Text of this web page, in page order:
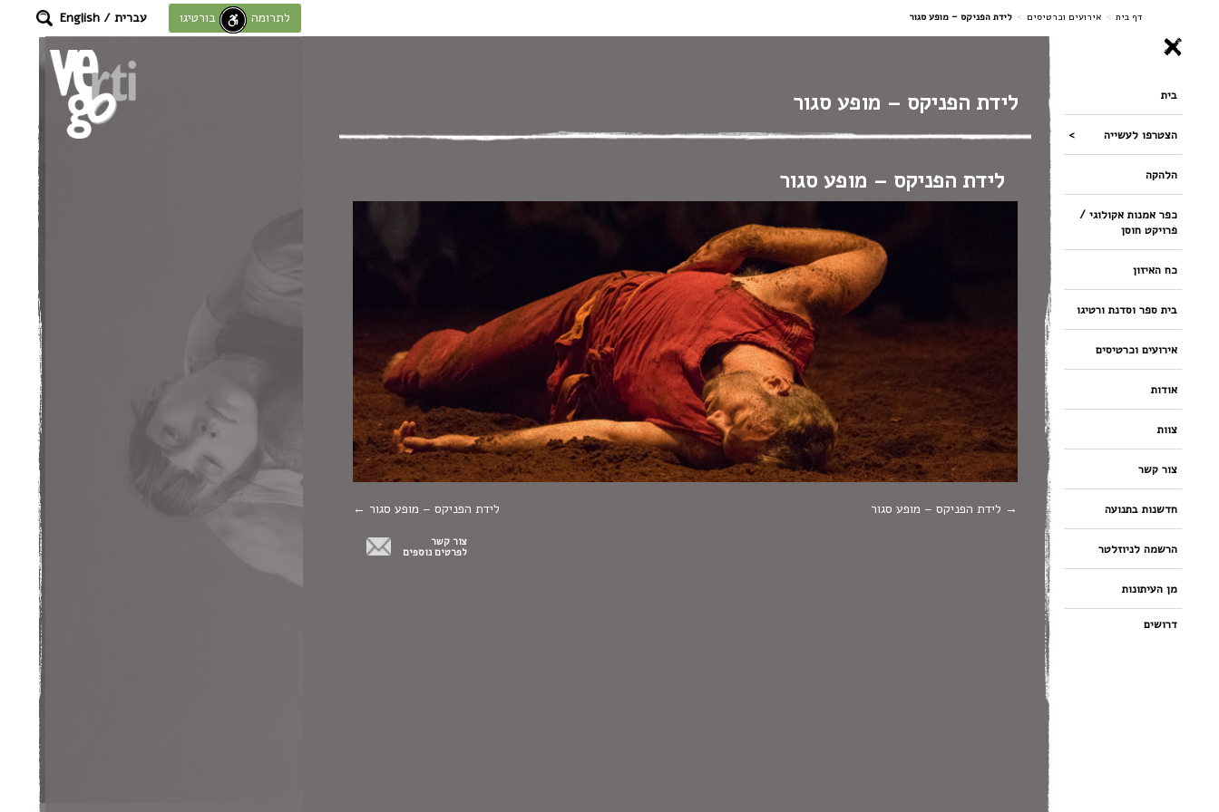
דף בית > אירועים וכרטיסים > לידת הפניקס – מופע סגור לתרומה לחוסן בורטיגו עברית /
English
בית
הצטרפו לעשייה
הלהקה
כפר אמנות אקולוגי /
פרויקט חוסן
כח האיזון
בית ספר וסדנת ורטיגו
אירועים וכרטיסים
אודות
צוות
צור קשר
חדשנות בתנועה
הרשמה לניוזלטר
מן העיתונות
דרושים
לידת הפניקס – מופע סגור
לידת הפניקס – מופע סגור
לידת הפניקס – מופע סגור לידת הפניקס – מופע סגור
צור קשר
לפרטים נוספים